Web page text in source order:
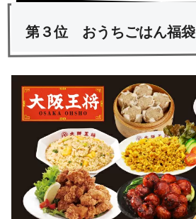
第３位 おうちごはん福袋